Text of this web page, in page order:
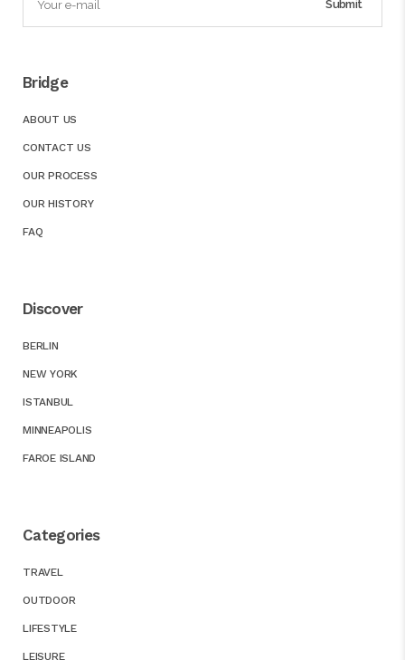
Bridge
ABOUT US
CONTACT US
OUR PROCESS
OUR HISTORY
FAQ
Discover
BERLIN
NEW YORK
ISTANBUL
MINNEAPOLIS
FAROE ISLAND
Categories
TRAVEL
OUTDOOR
LIFESTYLE
LEISURE